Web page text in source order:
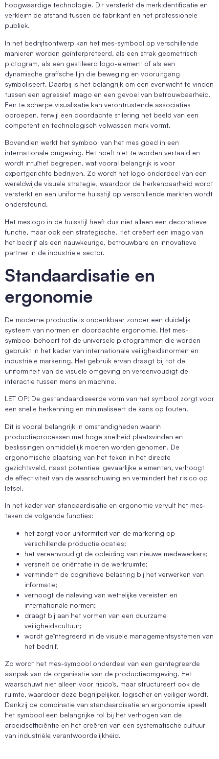
hoogwaardige technologie. Dit versterkt de merkidentificatie en
verkleint de afstand tussen de fabrikant en het professionele
publiek.
In het bedrijfsontwerp kan het mes-symbool op verschillende
manieren worden geïnterpreteerd, als een strak geometrisch
pictogram, als een gestileerd logo-element of als een
dynamische grafische lijn die beweging en vooruitgang
symboliseert. Daarbij is het belangrijk om een evenwicht te vinden
tussen een agressief imago en een gevoel van betrouwbaarheid.
Een te scherpe visualisatie kan verontrustende associaties
oproepen, terwijl een doordachte stilering het beeld van een
competent en technologisch volwassen merk vormt.
Bovendien werkt het symbool van het mes goed in een
internationale omgeving. Het hoeft niet te worden vertaald en
wordt intuïtief begrepen, wat vooral belangrijk is voor
exportgerichte bedrijven. Zo wordt het logo onderdeel van een
wereldwijde visuele strategie, waardoor de herkenbaarheid wordt
versterkt en een uniforme huisstijl op verschillende markten wordt
ondersteund.
Het meslogo in de huisstijl heeft dus niet alleen een decoratieve
functie, maar ook een strategische. Het creëert een imago van
het bedrijf als een nauwkeurige, betrouwbare en innovatieve
partner in de industriële sector.
Standaardisatie en
ergonomie
De moderne productie is ondenkbaar zonder een duidelijk
systeem van normen en doordachte ergonomie. Het mes-
symbool behoort tot de universele pictogrammen die worden
gebruikt in het kader van internationale veiligheidsnormen en
industriële markering. Het gebruik ervan draagt bij tot de
uniformiteit van de visuele omgeving en vereenvoudigt de
interactie tussen mens en machine.
LET OP! De gestandaardiseerde vorm van het symbool zorgt voor
een snelle herkenning en minimaliseert de kans op fouten.
Dit is vooral belangrijk in omstandigheden waarin
productieprocessen met hoge snelheid plaatsvinden en
beslissingen onmiddellijk moeten worden genomen. De
ergonomische plaatsing van het teken in het directe
gezichtsveld, naast potentieel gevaarlijke elementen, verhoogt
de effectiviteit van de waarschuwing en vermindert het risico op
letsel.
In het kader van standaardisatie en ergonomie vervult het mes-
teken de volgende functies:
het zorgt voor uniformiteit van de markering op
verschillende productielocaties;
het vereenvoudigt de opleiding van nieuwe medewerkers;
versnelt de oriëntatie in de werkruimte;
vermindert de cognitieve belasting bij het verwerken van
informatie;
verhoogt de naleving van wettelijke vereisten en
internationale normen;
draagt bij aan het vormen van een duurzame
veiligheidscultuur;
wordt geïntegreerd in de visuele managementsystemen van
het bedrijf.
Zo wordt het mes-symbool onderdeel van een geïntegreerde
aanpak van de organisatie van de productieomgeving. Het
waarschuwt niet alleen voor risico’s, maar structureert ook de
ruimte, waardoor deze begrijpelijker, logischer en veiliger wordt.
Dankzij de combinatie van standaardisatie en ergonomie speelt
het symbool een belangrijke rol bij het verhogen van de
arbeidsefficiëntie en het creëren van een systematische cultuur
van industriële verantwoordelijkheid.